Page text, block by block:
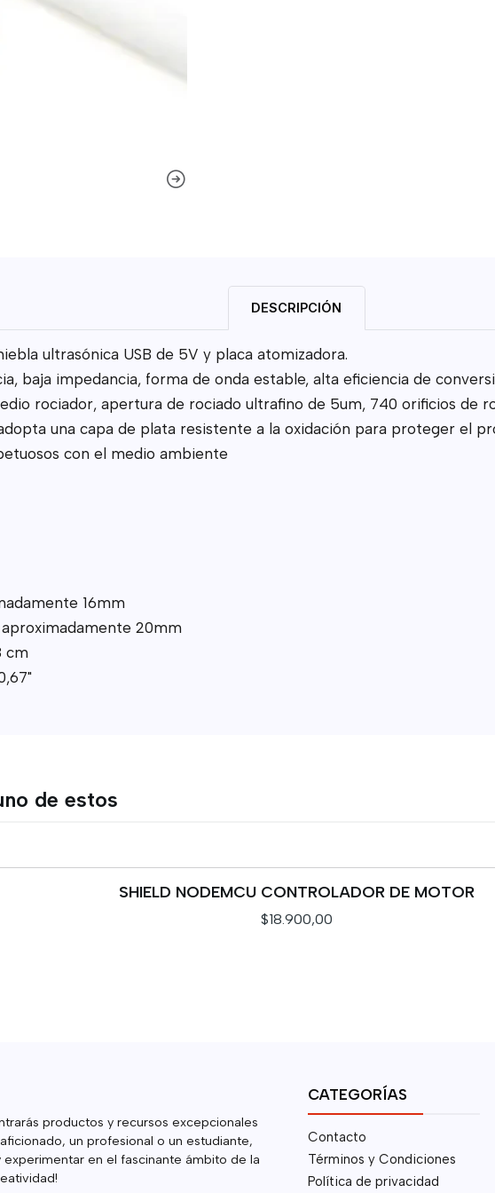
DESCRIPCIÓN
ultrasónica USB de 5V y placa atomizadora.
baja impedancia, forma de onda estable, alta eficiencia de
rociador, apertura de rociado ultrafino de 5um, 740 orificios de
una capa de plata resistente a la oxidación para proteger el
con el medio ambiente
16mm
20mm
cm
de estos
SHIELD NODEMCU CONTROLADOR DE MOTOR
$18.900,00
productos y recursos excepcionales
un profesional o un estudiante,
en el fascinante ámbito de la
CATEGORÍAS
Contacto
Términos y Condiciones
Política de privacidad